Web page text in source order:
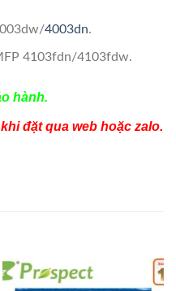
4003dn.
4103fdn/4103fdw.
hành.
đặt qua web hoặc zalo.